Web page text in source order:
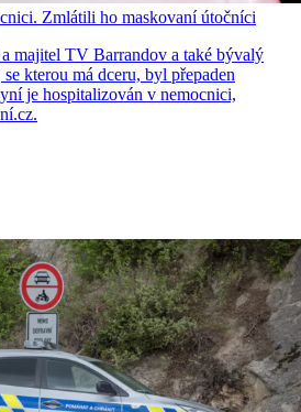
Zmlátili ho maskovaní útočníci
majitel TV Barrandov a také bývalý
kterou má dceru, byl přepaden
je hospitalizován v nemocnici,